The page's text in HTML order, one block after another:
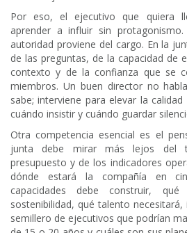
Por eso, el ejecutivo que quiera
aprender a influir sin
autoridad proviene del cargo. En la
de las preguntas, de la capacidad de
contexto y de la confianza que se
miembros. Un buen director no
sabe; interviene para elevar la
cuándo insistir y cuándo guardar
Otra competencia esencial es el
junta debe mirar más lejos del
presupuesto y de los indicadores
dónde estará la compañía en
capacidades debe construir,
sostenibilidad, qué talento
semillero de ejecutivos que podrían